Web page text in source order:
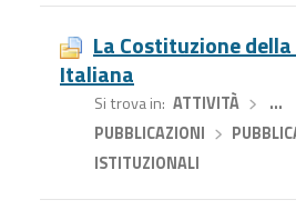
La Costituzione
Italiana
Si trova in ATTIVITÀ› …
PUBBLICAZIONI
ISTITUZIONALI